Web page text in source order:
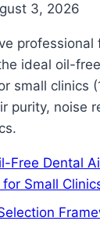
3, 2026
professional
ideal oil-
small clinics
purity, noise
Free Dental
Small